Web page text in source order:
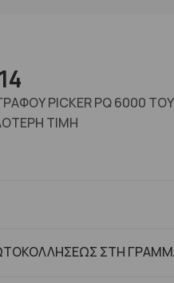
PICKER PQ 6000
ΤΙΜΗ
ΣΤΗ